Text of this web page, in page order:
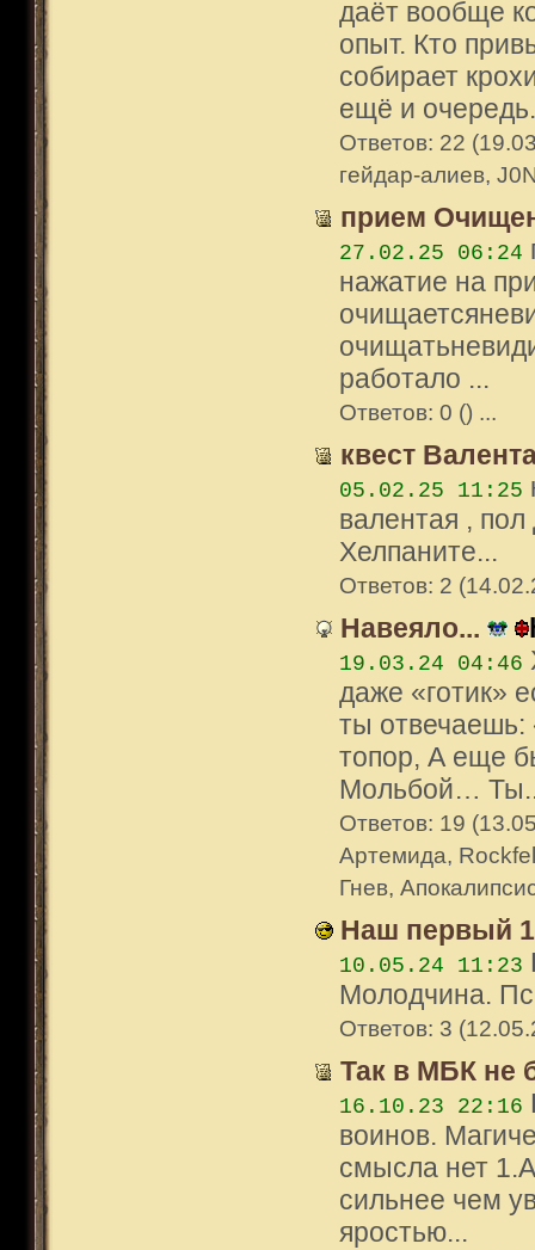
даёт вообще
опыт. Кто
собирает
ещё и
Ответов: 22
гейдар-алиев,
прием
27.02.25 06:24
нажатие на
работало ...
Ответов: 0 () ...
квест
05.02.25 11:25
валентая ,
Хелпаните...
Ответов: 2
Навеяло...
19.03.24 04:46
даже «готик»
ты
топор, А еще
Мольбой…
Ответов: 19
Артемида,
Гнев,
Наш первый
10.05.24 11:23
Молодчина.
Ответов: 3
Так в МБК не
16.10.23 22:16
воинов.
смысла нет
сильнее чем
яростью...